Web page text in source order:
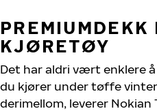
KJØRETØY
Det har aldri vært enklere
du kjører under tøffe
derimellom, leverer Nokian